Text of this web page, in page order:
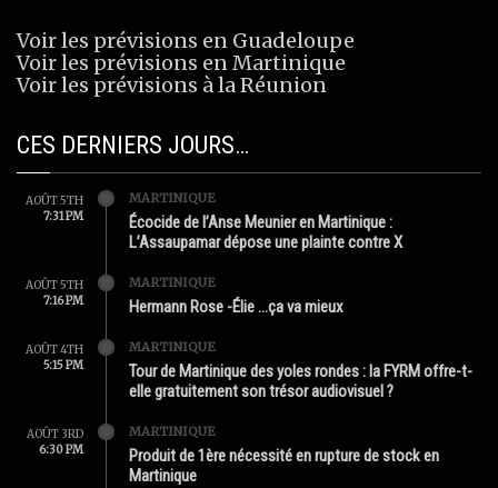
Voir les prévisions en Guadeloupe
Voir les prévisions en Martinique
Voir les prévisions à la Réunion
CES DERNIERS JOURS…
AOÛT 5TH
7:31 PM
MARTINIQUE
Écocide de l’Anse Meunier en Martinique :
L’Assaupamar dépose une plainte contre X
AOÛT 5TH
7:16 PM
MARTINIQUE
Hermann Rose -Élie …ça va mieux
AOÛT 4TH
5:15 PM
MARTINIQUE
Tour de Martinique des yoles rondes : la FYRM offre-t-
elle gratuitement son trésor audiovisuel ?
AOÛT 3RD
6:30 PM
MARTINIQUE
Produit de 1ère nécessité en rupture de stock en
Martinique